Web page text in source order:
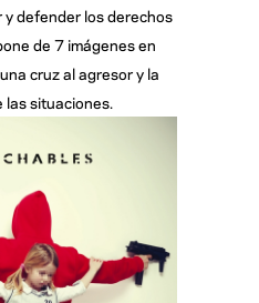
defender los derechos
de 7 imágenes en
cruz al agresor y la
situaciones.